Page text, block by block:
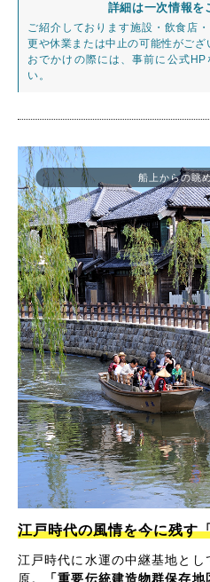
詳細は一次情報を
ご紹介しております施設・飲食店
更や休業または中止の可能性がござ
おでかけの際には、事前に公式
い。
船上からの眺
江戸時代の風情を今に残す
江戸時代に水運の中継基地と
原。
「重要伝統建造物群保存